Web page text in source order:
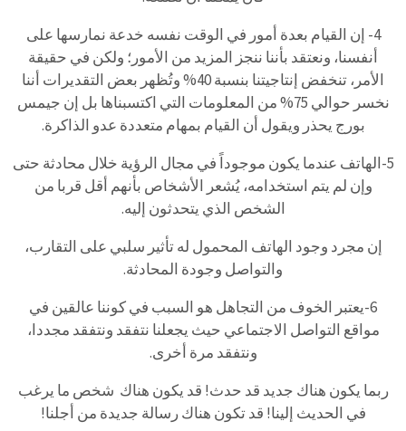
4- إن القيام بعدة أمور في الوقت نفسه خدعة نمارسها على
أنفسنا، ونعتقد بأننا ننجز المزيد من الأمور؛ ولكن في حقيقة
الأمر، تنخفض إنتاجيتنا بنسبة 40% وتُظهر بعض التقديرات أننا
نخسر حوالي 75% من المعلومات التي اكتسبناها بل إن جيمس
بورج يحذر ويقول أن القيام بمهام متعددة عدو الذاكرة.
5-الهاتف عندما يكون موجوداً في مجال الرؤية خلال محادثة حتى
وإن لم يتم استخدامه، يُشعر الأشخاص بأنهم أقل قربا من
الشخص الذي يتحدثون إليه.
إن مجرد وجود الهاتف المحمول له تأثير سلبي على التقارب،
والتواصل وجودة المحادثة.
6-يعتبر الخوف من التجاهل هو السبب في كوننا عالقين في
مواقع التواصل الاجتماعي حيث يجعلنا نتفقد ونتفقد مجددا،
ونتفقد مرة أخرى.
ربما يكون هناك جديد قد حدث! قد يكون هناك شخص ما يرغب
في الحديث إلينا! قد تكون هناك رسالة جديدة من أجلنا!